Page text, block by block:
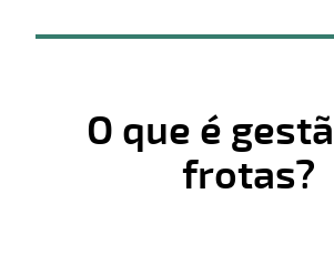
O que é
frotas?